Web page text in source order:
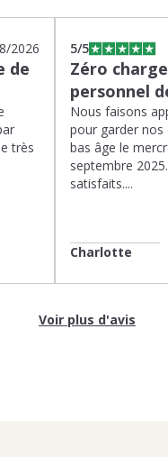
2026
de
très
5/5
Zéro
personnel
Nous faisons
pour garder nos
bas âge le
septembre
satisfaits....
Charlotte
Voir plus d'avis